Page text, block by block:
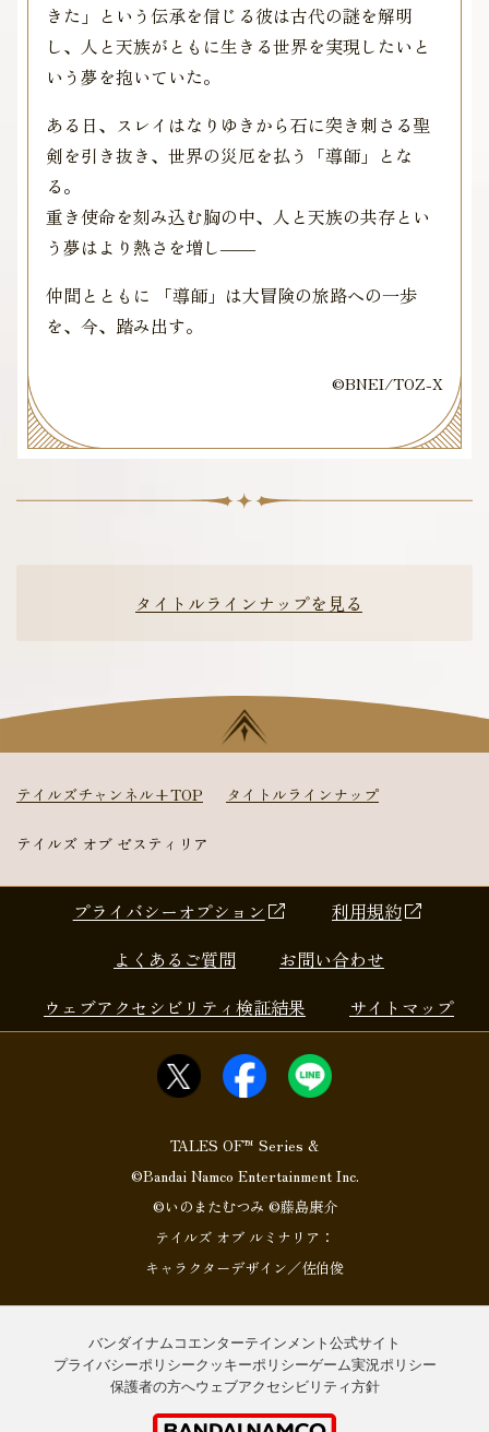
きた」という伝承を信じる彼は古代の謎を解明
し、人と天族がともに生きる世界を実現したいと
いう夢を抱いていた。
ある日、スレイはなりゆきから石に突き刺さる聖
剣を引き抜き、世界の災厄を払う「導師」とな
る。
重き使命を刻み込む胸の中、人と天族の共存とい
う夢はより熱さを増し――
仲間とともに 「導師」は大冒険の旅路への一歩
を、今、踏み出す。
©BNEI/TOZ-X
タイトルラインナップを見る
テイルズチャンネル+TOP タイトルラインナップ
テイルズ オブ ゼスティリア
プライバシーオプション
利用規約
よくあるご質問
お問い合わせ
ウェブアクセシビリティ検証結果
サイトマップ
TALES OF™ Series &
©Bandai Namco Entertainment Inc.
©いのまたむつみ ©藤島康介
テイルズ オブ ルミナリア：
キャラクターデザイン／佐伯俊
バンダイナムコエンターテインメント公式サイト
プライバシーポリシークッキーポリシーゲーム実況ポリシー
保護者の方へウェブアクセシビリティ方針